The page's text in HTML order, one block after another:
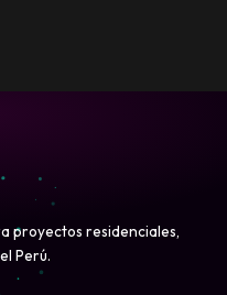
proyectos residenciales,
Perú.